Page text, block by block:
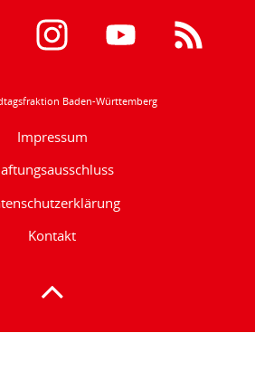
Baden-Württemberg
Impressum
Kontakt